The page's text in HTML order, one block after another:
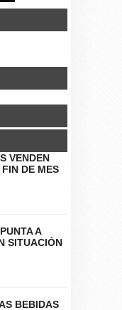
VENDEN
DE MES
A
SITUACIÓN
BEBIDAS